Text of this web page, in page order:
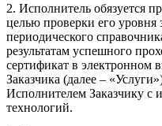
2. Исполнитель обязуется
целью проверки его
периодического
результатам успешного
сертификат в электронном
Заказчика (далее –
Исполнителем Заказчику с
технологий.